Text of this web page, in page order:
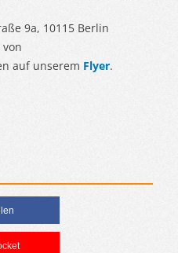
9a, 10115 Berlin
auf unserem Flyer.